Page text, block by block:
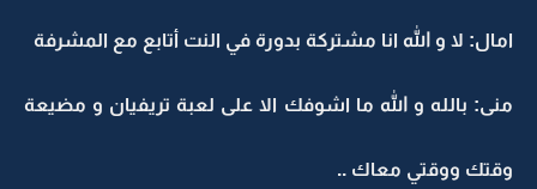
امال: لا و الله انا مشتركة بدورة في النت أتابع مع المشرفة
منى: بالله و الله ما اشوفك الا على لعبة تريفيان و مضيعة
وقتك ووقتي معاك ..